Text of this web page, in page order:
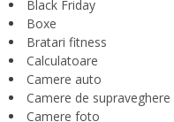
Black Friday
Boxe
Bratari fitness
Calculatoare
Camere auto
Camere de supraveghere
Camere foto